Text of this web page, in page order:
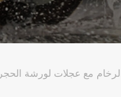
مع عجلات لورشة الحجر